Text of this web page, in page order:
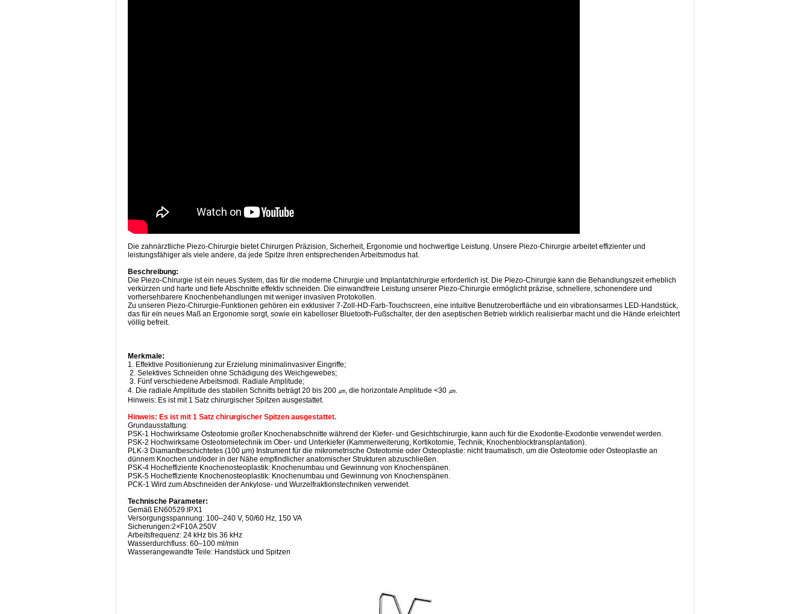
Die zahnärztliche Piezo-Chirurgie bietet Chirurgen Präzision, Sicherheit, Ergonomie und hochwertige Leistung. Unsere Piezo-Chirurgie arbeitet effizienter und
leistungsfähiger als viele andere, da jede Spitze ihren entsprechenden Arbeitsmodus hat.
Beschreibung:
Die Piezo-Chirurgie ist ein neues System, das für die moderne Chirurgie und Implantatchirurgie erforderlich ist. Die Piezo-Chirurgie kann die Behandlungszeit erheblich
verkürzen und harte und tiefe Abschnitte effektiv schneiden. Die einwandfreie Leistung unserer Piezo-Chirurgie ermöglicht präzise, schnellere, schonendere und
vorhersehbarere Knochenbehandlungen mit weniger invasiven Protokollen.
Zu unseren Piezo-Chirurgie-Funktionen gehören ein exklusiver 7-Zoll-HD-Farb-Touchscreen, eine intuitive Benutzeroberfläche und ein vibrationsarmes LED-Handstück,
das für ein neues Maß an Ergonomie sorgt, sowie ein kabelloser Bluetooth-Fußschalter, der den aseptischen Betrieb wirklich realisierbar macht und die Hände erleichtert
völlig befreit.
Merkmale:
1. Effektive Positionierung zur Erzielung minimalinvasiver Eingriffe;
2. Selektives Schneiden ohne Schädigung des Weichgewebes;
3. Fünf verschiedene Arbeitsmodi. Radiale Amplitude;
4. Die radiale Amplitude des stabilen Schnitts beträgt 20 bis 200 ㎛, die horizontale Amplitude <30 ㎛.
Hinweis: Es ist mit 1 Satz chirurgischer Spitzen ausgestattet.
Hinweis: Es ist mit 1 Satz chirurgischer Spitzen ausgestattet.
Grundausstattung:
PSK-1 Hochwirksame Osteotomie großer Knochenabschnitte während der Kiefer- und Gesichtschirurgie, kann auch für die Exodontie-Exodontie verwendet werden.
PSK-2 Hochwirksame Osteotomietechnik im Ober- und Unterkiefer (Kammerweiterung, Kortikotomie, Technik, Knochenblocktransplantation).
PLK-3 Diamantbeschichtetes (100 µm) Instrument für die mikrometrische Osteotomie oder Osteoplastie: nicht traumatisch, um die Osteotomie oder Osteoplastie an
dünnem Knochen und/oder in der Nähe empfindlicher anatomischer Strukturen abzuschließen.
PSK-4 Hocheffiziente Knochenosteoplastik: Knochenumbau und Gewinnung von Knochenspänen.
PSK-5 Hocheffiziente Knochenosteoplastik: Knochenumbau und Gewinnung von Knochenspänen.
PCK-1 Wird zum Abschneiden der Ankylose- und Wurzelfraktionstechniken verwendet.
Technische Parameter:
Gemäß EN60529:IPX1
Versorgungsspannung: 100–240 V, 50/60 Hz, 150 VA
Sicherungen:2×F10A 250V
Arbeitsfrequenz: 24 kHz bis 36 kHz
Wasserdurchfluss: 60–100 ml/min
Wasserangewandte Teile: Handstück und Spitzen